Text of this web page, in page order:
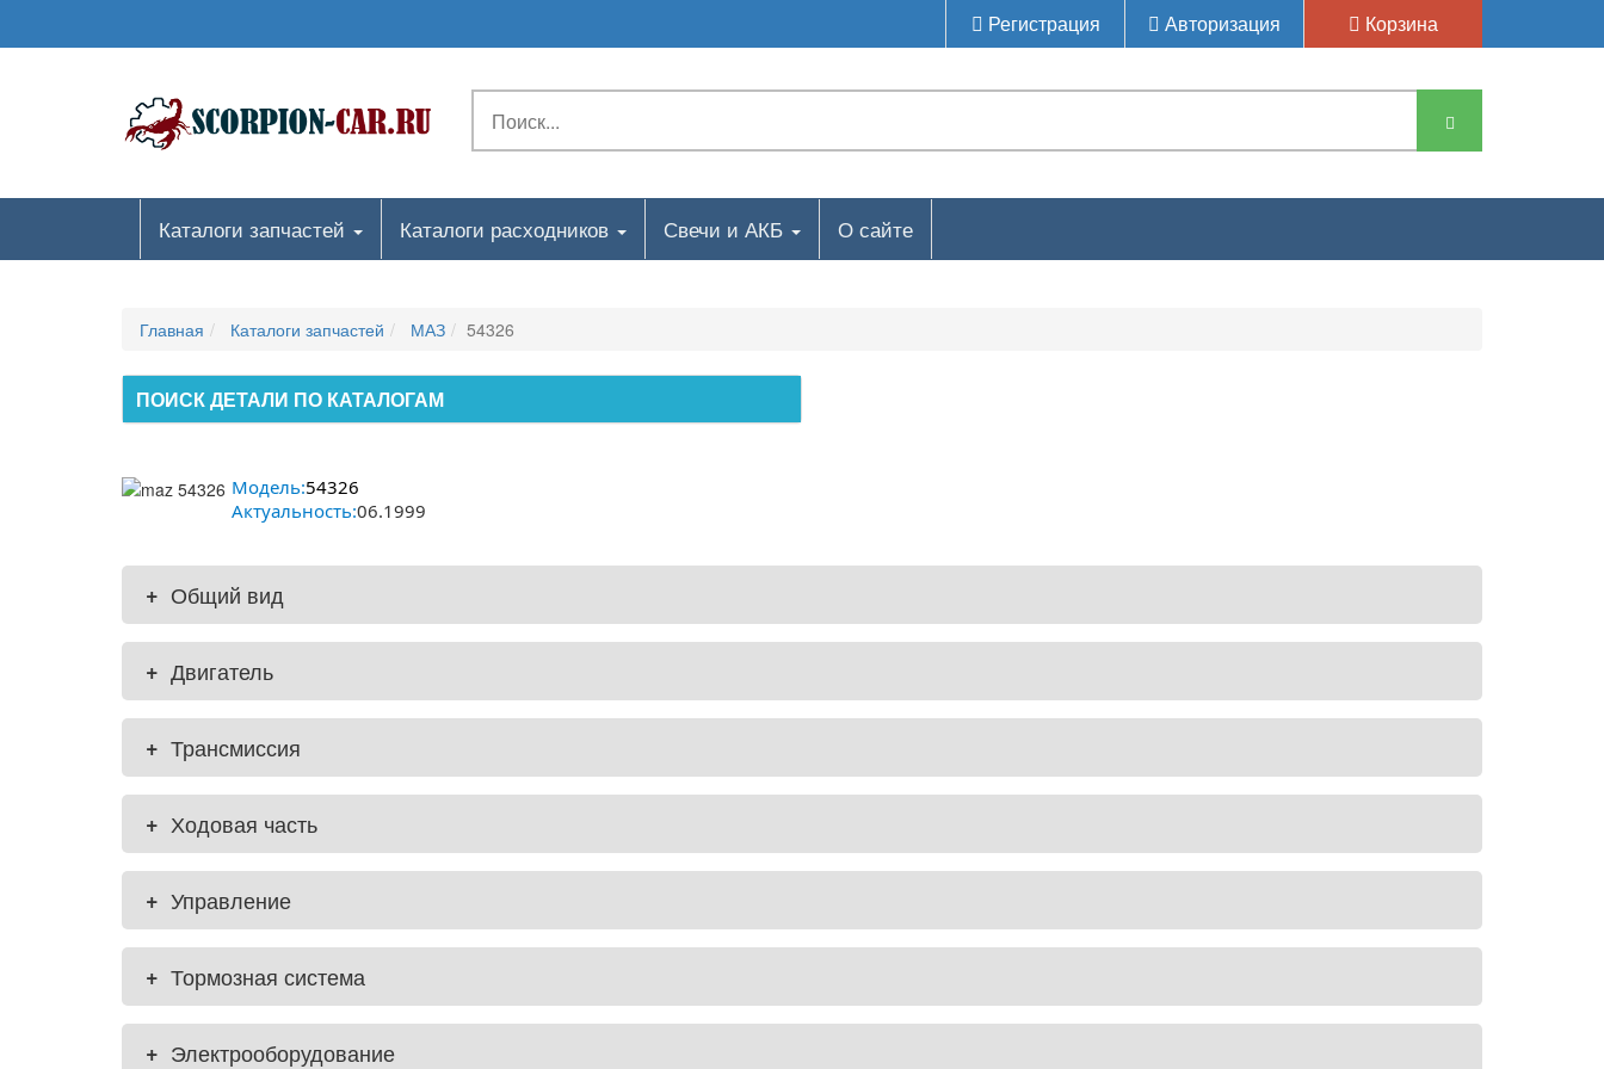
Регистрация Авторизация Корзина
Каталоги запчастей Каталоги расходников Свечи и АКБ О сайте
Главная Каталоги запчастей МАЗ 54326
ПОИСК ДЕТАЛИ ПО КАТАЛОГАМ
Модель:54326
Актуальность:06.1999
+ Общий вид
+ Двигатель
+ Трансмиссия
+ Ходовая часть
+ Управление
+ Тормозная система
+ Электрооборудование